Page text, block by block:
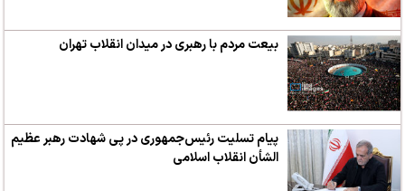
بیعت مردم با رهبری در میدان انقلاب تهران
پیام تسلیت رئیس‌جمهوری در پی شهادت رهبر عظیم
الشأن انقلاب اسلامی